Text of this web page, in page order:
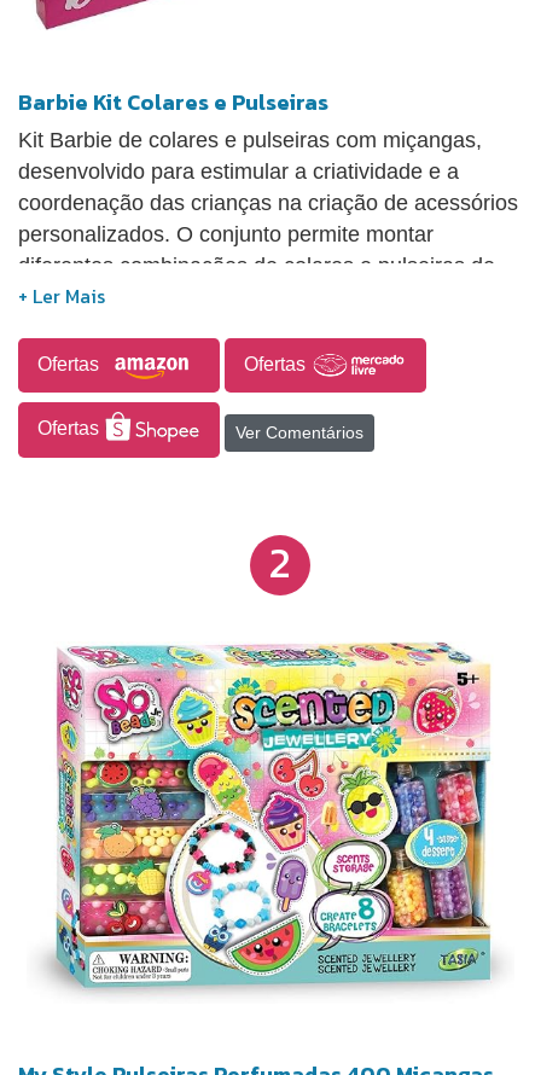
Barbie Kit Colares e Pulseiras
Kit Barbie de colares e pulseiras com miçangas,
desenvolvido para estimular a criatividade e a
coordenação das crianças na criação de acessórios
personalizados. O conjunto permite montar
diferentes combinações de colares e pulseiras de
forma lúdica e divertida, incentivando a expressão
opção prática para entretenimento infantil e
desenvolvimento de habilidades manuais.
Ofertas Ofertas
Ofertas Ver Comentários
2